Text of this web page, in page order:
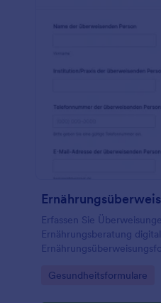
Erfassen Sie
Ernährungsberatung
interne Abstimmung für
Go to Category:
Gesundheitsformulare